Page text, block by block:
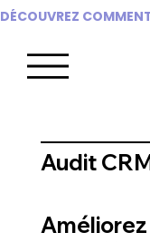
DÉCOUVREZ
Audit